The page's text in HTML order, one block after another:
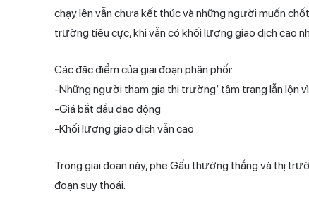
chạy lên vẫn chưa kết thúc và những người muốn
trường tiêu cực, khi vẫn có khối lượng giao dịch cao
Các đặc điểm của giai đoạn phân phối:
-Những người tham gia thị trường’ tâm trạng lẫn lộn
-Giá bắt đầu dao động
-Khối lượng giao dịch vẫn cao
Trong giai đoạn này, phe Gấu thường thắng và thị
đoạn suy thoái.